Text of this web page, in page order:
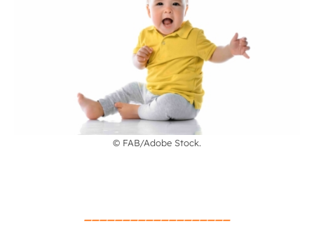
© FAB/Adobe Stock.